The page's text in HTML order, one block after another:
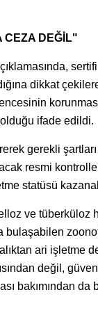
CEZA DEĞİL"
dikkat
ifade edildi.
gerekli
resmi
statüsü
ve tüberküloz
bulaşabilen
ari işletme
değil,
bakımından da